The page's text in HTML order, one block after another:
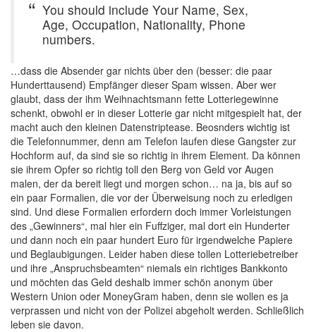
You should include Your Name, Sex,
Age, Occupation, Nationality, Phone
numbers.
…dass die Absender gar nichts über den (besser: die paar
Hunderttausend) Empfänger dieser Spam wissen. Aber wer
glaubt, dass der ihm Weihnachtsmann fette Lotteriegewinne
schenkt, obwohl er in dieser Lotterie gar nicht mitgespielt hat, der
macht auch den kleinen Datenstriptease. Beosnders wichtig ist
die Telefonnummer, denn am Telefon laufen diese Gangster zur
Hochform auf, da sind sie so richtig in ihrem Element. Da können
sie ihrem Opfer so richtig toll den Berg von Geld vor Augen
malen, der da bereit liegt und morgen schon… na ja, bis auf so
ein paar Formalien, die vor der Überweisung noch zu erledigen
sind. Und diese Formalien erfordern doch immer Vorleistungen
des „Gewinners“, mal hier ein Fuffziger, mal dort ein Hunderter
und dann noch ein paar hundert Euro für irgendwelche Papiere
und Beglaubigungen. Leider haben diese tollen Lotteriebetreiber
und ihre „Anspruchsbeamten“ niemals ein richtiges Bankkonto
und möchten das Geld deshalb immer schön anonym über
Western Union oder MoneyGram haben, denn sie wollen es ja
verprassen und nicht von der Polizei abgeholt werden. Schließlich
leben sie davon.